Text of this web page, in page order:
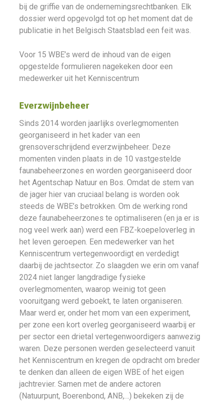
bij de griffie van de ondernemingsrechtbanken. Elk
dossier werd opgevolgd tot op het moment dat de
publicatie in het Belgisch Staatsblad een feit was.
Voor 15 WBE’s werd de inhoud van de eigen
opgestelde formulieren nagekeken door een
medewerker uit het Kenniscentrum
Everzwijnbeheer
Sinds 2014 worden jaarlijks overlegmomenten
georganiseerd in het kader van een
grensoverschrijdend everzwijnbeheer. Deze
momenten vinden plaats in de 10 vastgestelde
faunabeheerzones en worden georganiseerd door
het Agentschap Natuur en Bos. Omdat de stem van
de jager hier van cruciaal belang is worden ook
steeds de WBE’s betrokken. Om de werking rond
deze faunabeheerzones te optimaliseren (en ja er is
nog veel werk aan) werd een FBZ-koepeloverleg in
het leven geroepen. Een medewerker van het
Kenniscentrum vertegenwoordigt en verdedigt
daarbij de jachtsector. Zo slaagden we erin om vanaf
2024 niet langer langdradige fysieke
overlegmomenten, waarop weinig tot geen
vooruitgang werd geboekt, te laten organiseren.
Maar werd er, onder het mom van een experiment,
per zone een kort overleg georganiseerd waarbij er
per sector een drietal vertegenwoordigers aanwezig
waren. Deze personen werden geselecteerd vanuit
het Kenniscentrum en kregen de opdracht om breder
te denken dan alleen de eigen WBE of het eigen
jachtrevier. Samen met de andere actoren
(Natuurpunt, Boerenbond, ANB,…) bekeken zij de